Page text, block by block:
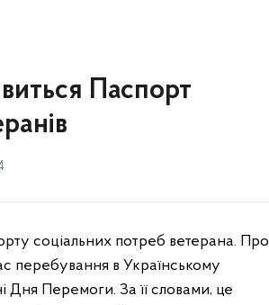
Паспорт
соціальних потреб ветерана. Про
перебування в Українському
Дня Перемоги. За її словами, це